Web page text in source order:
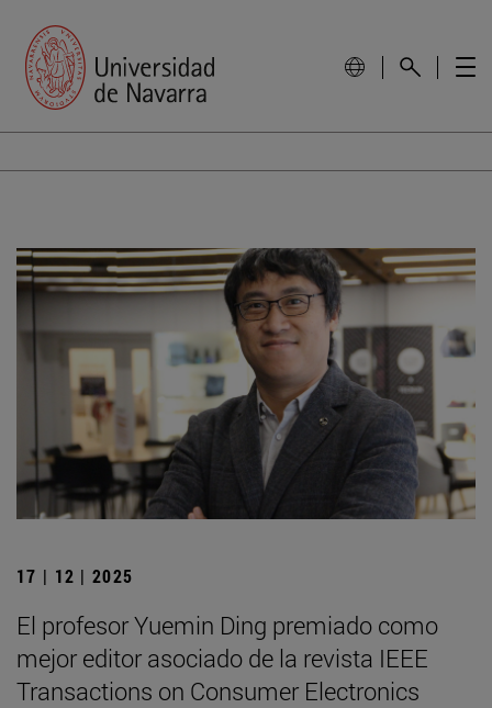
17 | 12 | 2025
El profesor Yuemin Ding premiado como
mejor editor asociado de la revista IEEE
Transactions on Consumer Electronics